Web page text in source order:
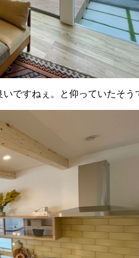
ですねぇ。と仰っていたそう